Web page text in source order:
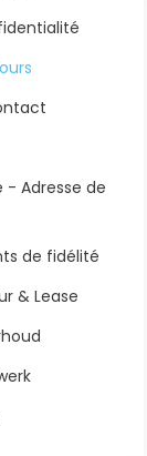
- Adresse de
de fidélité
& Lease